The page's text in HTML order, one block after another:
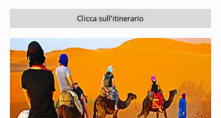
Clicca sull'itinerario